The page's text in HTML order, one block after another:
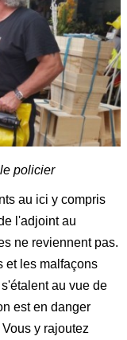
policier
au ici y compris
l'adjoint au
ne reviennent pas.
et les malfaçons
au vue de
est en danger
y rajoutez